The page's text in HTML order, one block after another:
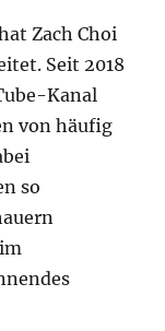
Zach Choi
Seit 2018
Kanal
von häufig
so